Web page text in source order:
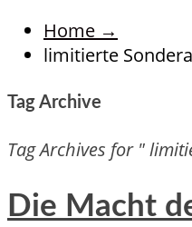
Home →
limitierte
Tag Archive
Tag Archives for "
Die Macht